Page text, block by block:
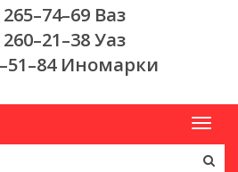
265–74–69 Ваз
260–21–38 Уаз
Иномарки